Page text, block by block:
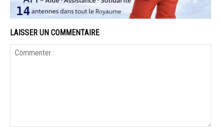
LAISSER UN COMMENTAIRE